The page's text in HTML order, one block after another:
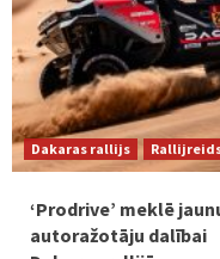
Dakaras rallijs
‘Prodrive’ meklē
autoražotāju dalībai